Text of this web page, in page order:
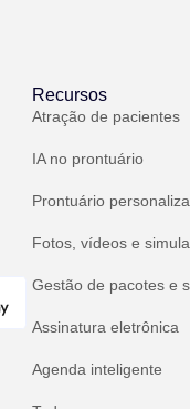
Recursos
Atração de pacientes
IA no prontuário
Prontuário
Fotos, vídeos e
Gestão de pacotes e
Assinatura eletrônica
Agenda inteligente